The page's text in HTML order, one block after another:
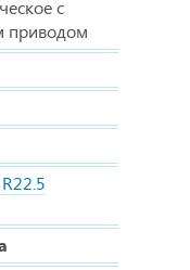
с
приводом